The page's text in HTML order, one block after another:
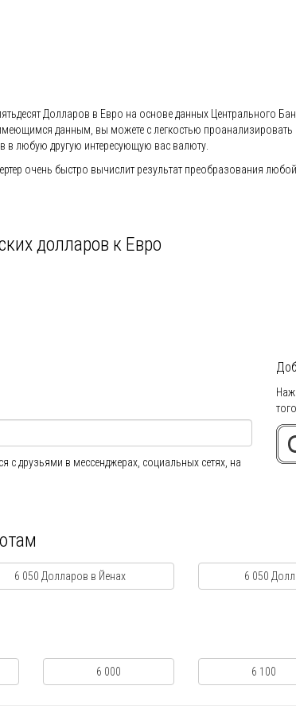
Долларов в Евро на основе данных Центрального
данным, вы можете с легкостью
в любую другую интересующую вас валюту.
очень быстро вычислит результат преобразования
долларов к Евро
с друзьями в мессенджерах, социальных сетях, на
6 050 Долларов в Йенах 6 050
6 000 6 100